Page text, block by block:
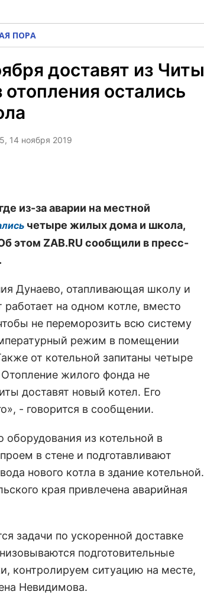
ПОРА
доставят из Читы
остались
14 ноября 2019
из-за аварии на местной
четыре жилых дома и школа,
этом ZAB.RU сообщили в пресс-
Дунаево, отапливающая школу и
на одном котле, вместо
не переморозить всю систему
режим в помещении
от котельной запитаны четыре
жилого фонда не
доставят новый котел. Его
- говорится в сообщении.
из котельной в
в стене и подготавливают
нового котла в здание котельной.
края привлечена аварийная
задачи по ускоренной доставке
подготовительные
контролируем ситуацию на месте,
Невидимова.